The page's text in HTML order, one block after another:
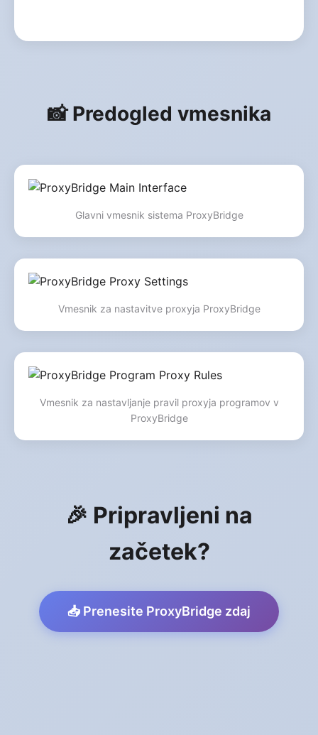
📸 Predogled vmesnika
Glavni vmesnik sistema ProxyBridge
Vmesnik za nastavitve proxyja ProxyBridge
Vmesnik za nastavljanje pravil proxyja programov v
ProxyBridge
🎉 Pripravljeni na
začetek?
📥 Prenesite ProxyBridge zdaj